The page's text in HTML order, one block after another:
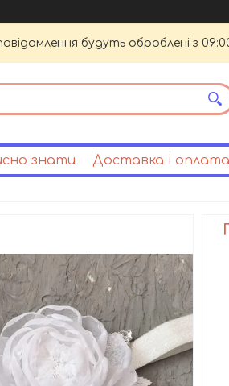
будуть оброблені з
знати Доставка і оплата